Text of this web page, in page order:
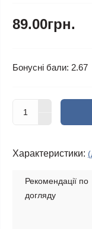
89.00грн.
Бонусні бали: 2.67
Характеристики:
Рекомендації по
догляду